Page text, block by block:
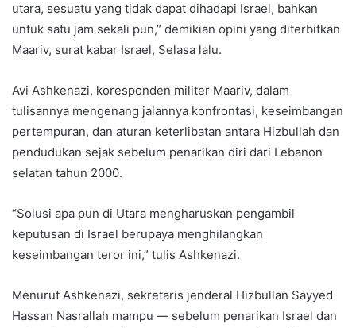
utara, sesuatu yang tidak dapat dihadapi Israel, bahkan
untuk satu jam sekali pun,” demikian opini yang diterbitkan
Maariv, surat kabar Israel, Selasa lalu.
Avi Ashkenazi, koresponden militer Maariv, dalam
tulisannya mengenang jalannya konfrontasi, keseimbangan
pertempuran, dan aturan keterlibatan antara Hizbullah dan
pendudukan sejak sebelum penarikan diri dari Lebanon
selatan tahun 2000.
“Solusi apa pun di Utara mengharuskan pengambil
keputusan di Israel berupaya menghilangkan
keseimbangan teror ini,” tulis Ashkenazi.
Menurut Ashkenazi, sekretaris jenderal Hizbullan Sayyed
Hassan Nasrallah mampu — sebelum penarikan Israel dan